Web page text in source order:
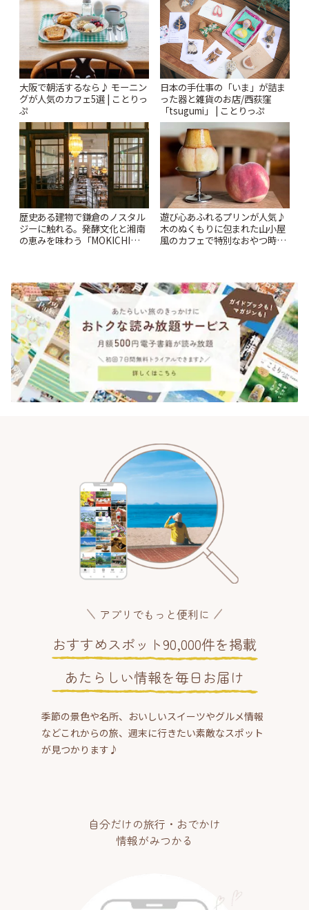
大阪で朝活するなら♪ モーニン
グが人気のカフェ5選 | ことりっ
ぷ
日本の手仕事の「いま」が詰ま
った器と雑貨のお店/西荻窪
「tsugumi」 | ことりっぷ
歴史ある建物で鎌倉のノスタル
ジーに触れる。発酵文化と湘南
の恵みを味わう「MOKICHI
遊び心あふれるプリンが人気♪
木のぬくもりに包まれた山小屋
風のカフェで特別なおやつ時間
アプリでもっと便利に
おすすめスポット90,000件を掲載
あたらしい情報を毎日お届け
季節の景色や名所、おいしいスイーツやグルメ情報
などこれからの旅、週末に行きたい素敵なスポット
が見つかります♪
自分だけの旅行・おでかけ
情報がみつかる